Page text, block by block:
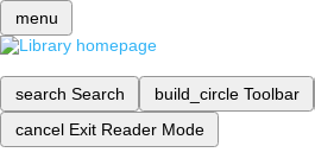
menu
search Search build_circle Toolbar
cancel Exit Reader Mode